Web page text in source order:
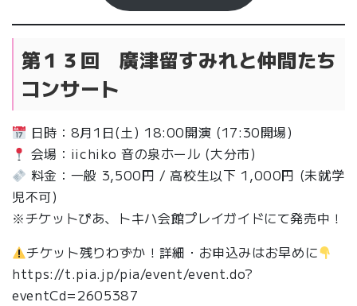
第１３回 廣津留すみれと仲間たち
コンサート
日時：8月1日(土) 18:00開演 (17:30開場)
会場：iichiko 音の泉ホール (大分市)
料金：一般 3,500円 / 高校生以下 1,000円 (未就学
児不可)
※チケットぴあ、トキハ会館プレイガイドにて発売中！
チケット残りわずか！詳細・お申込みはお早めに
https://t.pia.jp/pia/event/event.do?
eventCd=2605387